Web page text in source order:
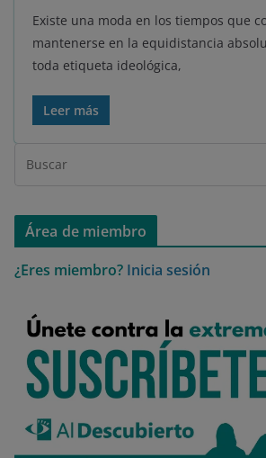
Existe una moda en los tiempos que
mantenerse en la equidistancia
toda etiqueta ideológica,
Leer más
Área de miembro
¿Eres miembro? Inicia sesión